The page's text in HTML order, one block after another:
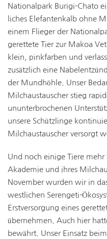
Nationalpark Burigi-Chato
liches Elefantenkalb ohne
einem Flieger der
gerettete Tier zur Makoa
klein, pinkfarben und
zusätzlich eine
der Mundhöhle. Unser
Milchaustauscher stieg
ununterbrochenen
unsere Schützlinge
Milchaustauscher versorgt
Und noch einige Tiere
Akademie und ihres
November wurden wir in
westlichen Serengeti-
Erstversorgung eines
übernehmen. Auch hier
bewährt. Unser Einsatz